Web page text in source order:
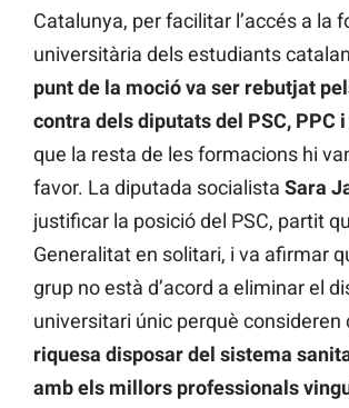
Catalunya, per facilitar l’accés a la
universitària dels estudiants
punt de la moció va ser rebutjat
contra dels diputats del PSC, PPC
que la resta de les formacions hi
favor. La diputada socialista Sara
justificar la posició del PSC, partit
Generalitat en solitari, i va afirmar
grup no està d’acord a eliminar el
universitari únic perquè consideren
riquesa disposar del sistema
amb els millors professionals